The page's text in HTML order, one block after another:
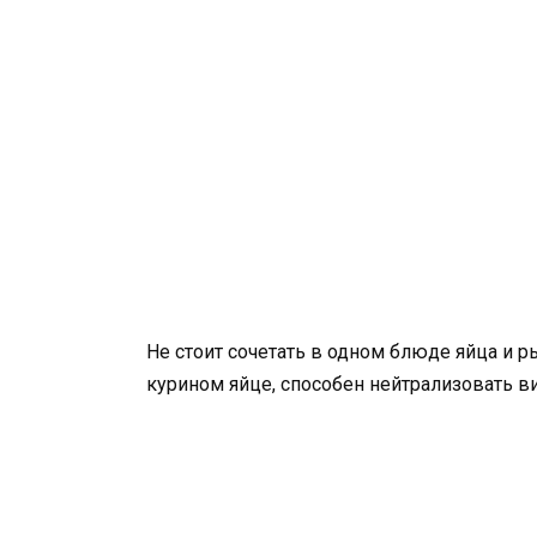
Не стоит сочетать в одном блюде яйца и
курином яйце, способен